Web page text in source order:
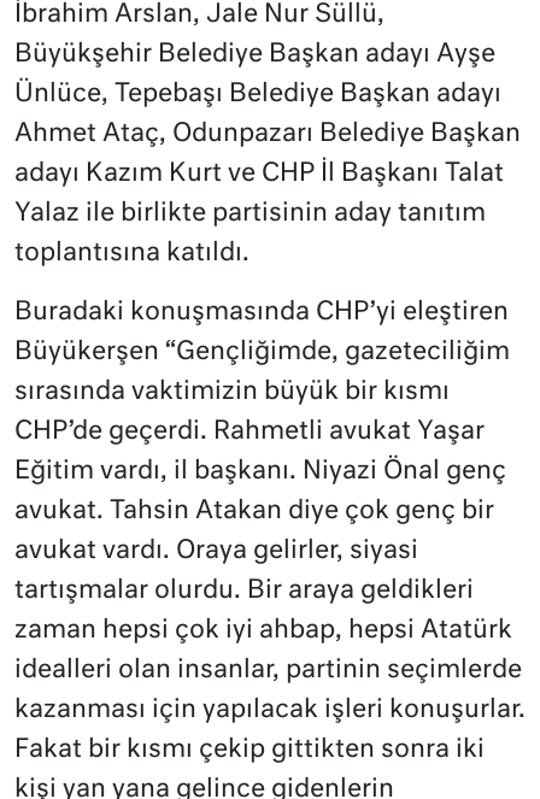
İbrahim Arslan, Jale Nur Süllü,
Büyükşehir Belediye Başkan adayı Ayşe
Ünlüce, Tepebaşı Belediye Başkan adayı
Ahmet Ataç, Odunpazarı Belediye Başkan
adayı Kazım Kurt ve CHP İl Başkanı Talat
Yalaz ile birlikte partisinin aday tanıtım
toplantısına katıldı.
Buradaki konuşmasında CHP’yi eleştiren
Büyükerşen “Gençliğimde, gazeteciliğim
sırasında vaktimizin büyük bir kısmı
CHP’de geçerdi. Rahmetli avukat Yaşar
Eğitim vardı, il başkanı. Niyazi Önal genç
avukat. Tahsin Atakan diye çok genç bir
avukat vardı. Oraya gelirler, siyasi
tartışmalar olurdu. Bir araya geldikleri
zaman hepsi çok iyi ahbap, hepsi Atatürk
idealleri olan insanlar, partinin seçimlerde
kazanması için yapılacak işleri konuşurlar.
Fakat bir kısmı çekip gittikten sonra iki
kişi yan yana gelince gidenlerin